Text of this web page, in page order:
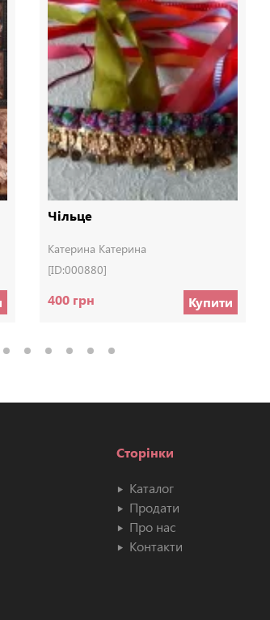
Чільце
Катерина Катерина
[ID:000880]
400 грн Купити
Сторінки
Каталог
Продати
Про нас
Контакти